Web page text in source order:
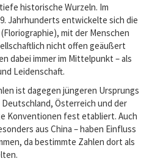
historische Wurzeln. Im
Jahrhunderts entwickelte sich die
mit der Menschen
nicht offen geäußert
dabei immer im Mittelpunkt – als
Leidenschaft.
ist dagegen jüngeren Ursprungs
Österreich und der
Konventionen fest etabliert. Auch
aus China – haben Einfluss
da bestimmte Zahlen dort als